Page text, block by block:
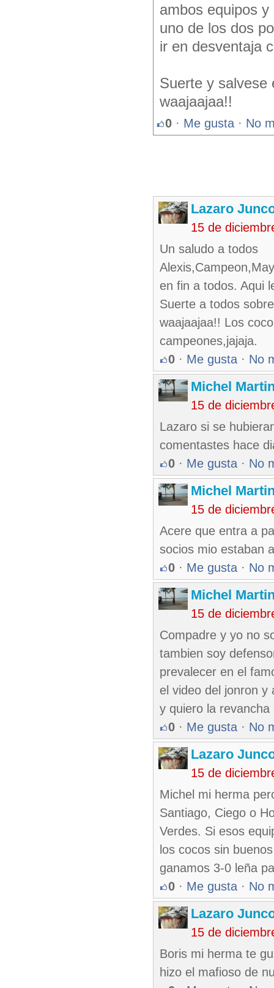
ambos equipos
uno de los dos
ir en desventaja
Suerte y salvese
waajaajaa!!
0 · Me gusta · No
Lazaro
15 de
Un saludo a todos
en fin a todos. Aqui
Suerte a todos
waajaajaa!! Los
campeones,jajaja.
0 · Me gusta · No
Michel
15 de
Lazaro si se
comentastes hace
0 · Me gusta · No
Michel
15 de
Acere que entra a
socios mio estaban
0 · Me gusta · No
Michel
15 de
Compadre y yo no
tambien soy
prevalecer en el
el video del jonron y
y quiero la
0 · Me gusta · No
Lazaro
15 de
Michel mi herma
Santiago, Ciego o
Verdes. Si esos
los cocos sin
ganamos 3-0 leña
0 · Me gusta · No
Lazaro
15 de
Boris mi herma te
hizo el mafioso de